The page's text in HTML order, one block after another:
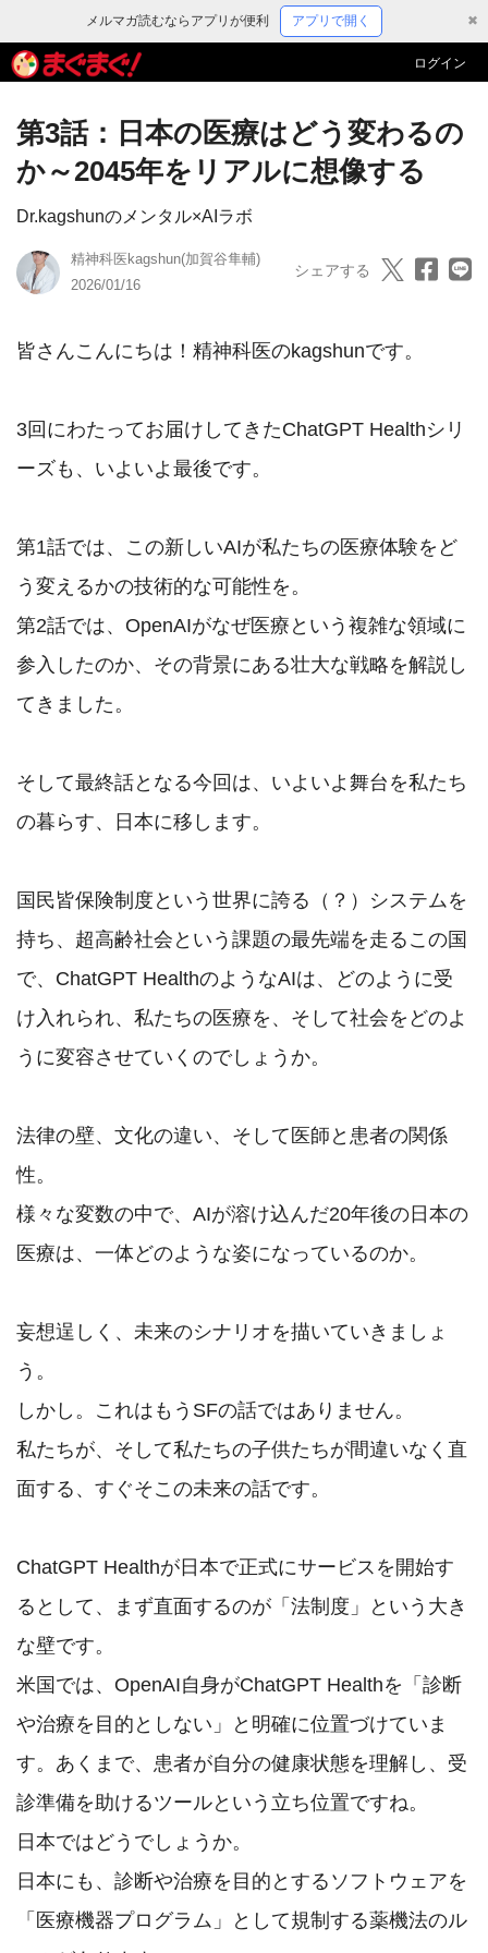
メルマガ読むならアプリが便利 アプリで開く ✖
ログイン
第3話：日本の医療はどう変わるの
か～2045年をリアルに想像する
Dr.kagshunのメンタル×AIラボ
精神科医kagshun(加賀谷隼輔)
2026/01/16
シェアする
皆さんこんにちは！精神科医のkagshunです。
3回にわたってお届けしてきたChatGPT Healthシリ
ーズも、いよいよ最後です。
第1話では、この新しいAIが私たちの医療体験をど
う変えるかの技術的な可能性を。
第2話では、OpenAIがなぜ医療という複雑な領域に
参入したのか、その背景にある壮大な戦略を解説し
てきました。
そして最終話となる今回は、いよいよ舞台を私たち
の暮らす、日本に移します。
国民皆保険制度という世界に誇る（？）システムを
持ち、超高齢社会という課題の最先端を走るこの国
で、ChatGPT HealthのようなAIは、どのように受
け入れられ、私たちの医療を、そして社会をどのよ
うに変容させていくのでしょうか。
法律の壁、文化の違い、そして医師と患者の関係
性。
様々な変数の中で、AIが溶け込んだ20年後の日本の
医療は、一体どのような姿になっているのか。
妄想逞しく、未来のシナリオを描いていきましょ
う。
しかし。これはもうSFの話ではありません。
私たちが、そして私たちの子供たちが間違いなく直
面する、すぐそこの未来の話です。
ChatGPT Healthが日本で正式にサービスを開始す
るとして、まず直面するのが「法制度」という大き
な壁です。
米国では、OpenAI自身がChatGPT Healthを「診断
や治療を目的としない」と明確に位置づけていま
す。あくまで、患者が自分の健康状態を理解し、受
診準備を助けるツールという立ち位置ですね。
日本ではどうでしょうか。
日本にも、診断や治療を目的とするソフトウェアを
「医療機器プログラム」として規制する薬機法のル